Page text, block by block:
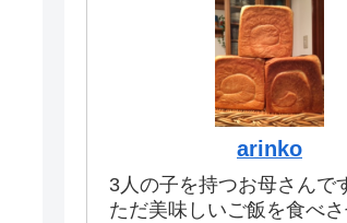
arinko
3人の子を持つお母さんで
ただ美味しいご飯を食べさ